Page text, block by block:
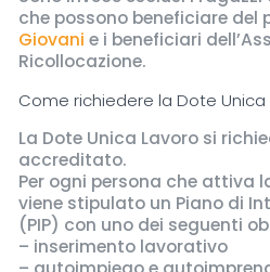
che possono beneficiare del
Giovani e i beneficiari
Ricollocazione.
Come richiedere la Dote Unica
La Dote Unica Lavoro si
accreditato.
Per ogni persona che attiva
viene stipulato un Piano di
(PIP) con uno dei seguenti
– inserimento lavorativo